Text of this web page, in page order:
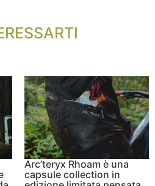
Arc’teryx Rhoam è una
capsule collection in